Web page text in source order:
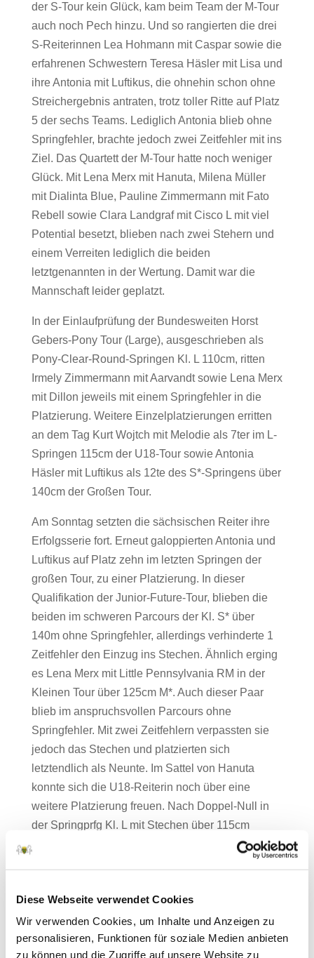
Diese Webseite verwendet Cookies
Wir verwenden Cookies, um Inhalte und Anzeigen zu
personalisieren, Funktionen für soziale Medien anbieten
zu können und die Zugriffe auf unsere Website zu
der S-Tour kein Glück, kam beim Team der M-Tour
auch noch Pech hinzu. Und so rangierten die drei
S-Reiterinnen Lea Hohmann mit Caspar sowie die
erfahrenen Schwestern Teresa Häsler mit Lisa und
ihre Antonia mit Luftikus, die ohnehin schon ohne
Streichergebnis antraten, trotz toller Ritte auf Platz
5 der sechs Teams. Lediglich Antonia blieb ohne
Springfehler, brachte jedoch zwei Zeitfehler mit ins
Ziel. Das Quartett der M-Tour hatte noch weniger
Glück. Mit Lena Merx mit Hanuta, Milena Müller
mit Dialinta Blue, Pauline Zimmermann mit Fato
Rebell sowie Clara Landgraf mit Cisco L mit viel
Potential besetzt, blieben nach zwei Stehern und
einem Verreiten lediglich die beiden
letztgenannten in der Wertung. Damit war die
Mannschaft leider geplatzt.
In der Einlaufprüfung der Bundesweiten Horst
Gebers-Pony Tour (Large), ausgeschrieben als
Pony-Clear-Round-Springen Kl. L 110cm, ritten
Irmely Zimmermann mit Aarvandt sowie Lena Merx
mit Dillon jeweils mit einem Springfehler in die
Platzierung. Weitere Einzelplatzierungen erritten
an dem Tag Kurt Wojtch mit Melodie als 7ter im L-
Springen 115cm der U18-Tour sowie Antonia
Häsler mit Luftikus als 12te des S*-Springens über
140cm der Großen Tour.
Am Sonntag setzten die sächsischen Reiter ihre
Erfolgsserie fort. Erneut galoppierten Antonia und
Luftikus auf Platz zehn im letzten Springen der
großen Tour, zu einer Platzierung. In dieser
Qualifikation der Junior-Future-Tour, blieben die
beiden im schweren Parcours der Kl. S* über
140m ohne Springfehler, allerdings verhinderte 1
Zeitfehler den Einzug ins Stechen. Ähnlich erging
es Lena Merx mit Little Pennsylvania RM in der
Kleinen Tour über 125cm M*. Auch dieser Paar
blieb im anspruchsvollen Parcours ohne
Springfehler. Mit zwei Zeitfehlern verpassten sie
jedoch das Stechen und platzierten sich
letztendlich als Neunte. Im Sattel von Hanuta
konnte sich die U18-Reiterin noch über eine
weitere Platzierung freuen. Nach Doppel-Null in
der Springprfg Kl. L mit Stechen über 115cm
wurde sie Zweite.
Lenas Glücksträhne hielt an, als sie sich mit Pony
Dillon einen beindruckenden zweiten Platz nach
Finalqualifikation für die bundesweite Horst
Gebers-Pony Tour (Large), einer Ponyspringprfg.